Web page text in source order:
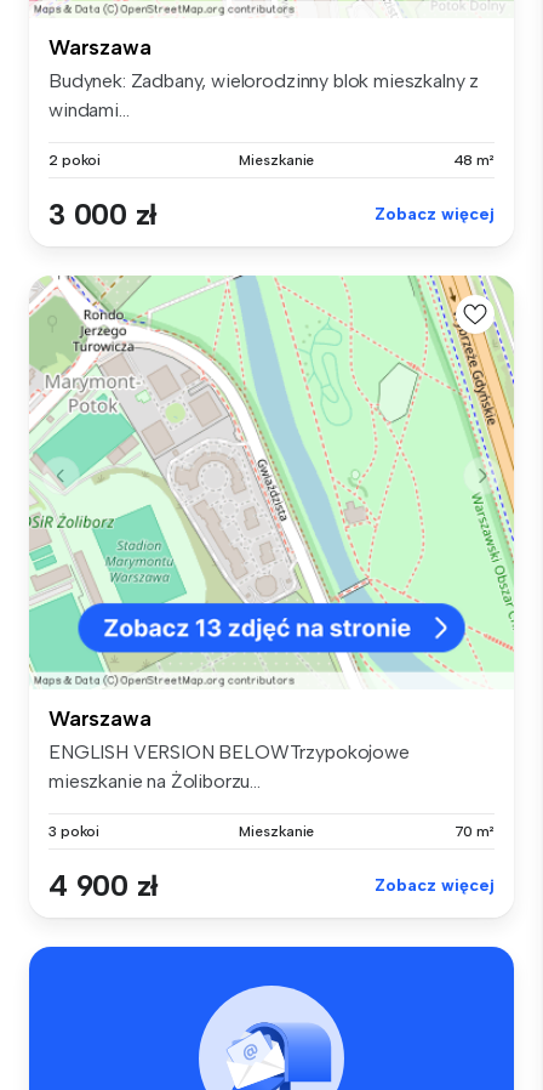
Warszawa
Budynek: Zadbany, wielorodzinny blok mieszkalny z
windami...
2 pokoi Mieszkanie 48 m²
3 000 zł Zobacz więcej
Warszawa
ENGLISH VERSION BELOWTrzypokojowe
mieszkanie na Żoliborzu...
3 pokoi Mieszkanie 70 m²
4 900 zł Zobacz więcej